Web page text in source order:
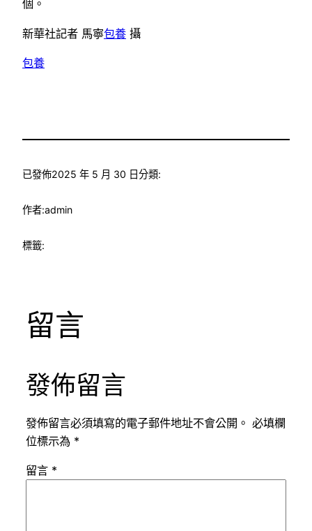
個。
新華社記者 馬寧包養 攝
包養
已發佈2025 年 5 月 30 日分類:
作者:admin
標籤:
留言
發佈留言
發佈留言必須填寫的電子郵件地址不會公開。 必填欄
位標示為 *
留言 *